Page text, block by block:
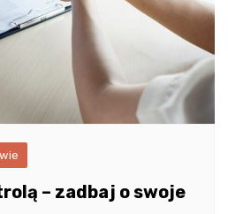
– zadbaj o swoje